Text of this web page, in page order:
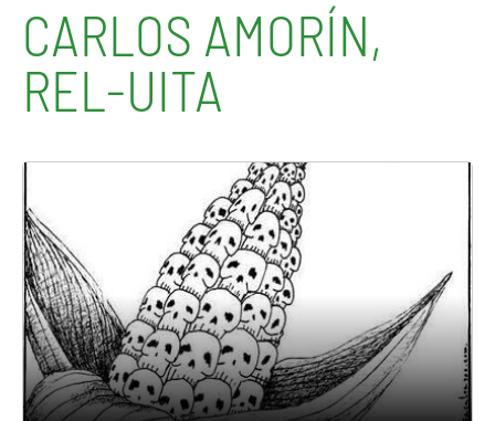
CARLOS AMORÍN,
REL-UITA